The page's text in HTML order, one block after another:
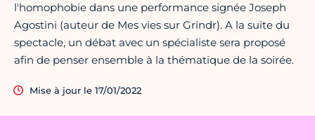
l'homophobie dans une performance signée Joseph
Agostini (auteur de Mes vies sur Grindr). A la suite du
spectacle, un débat avec un spécialiste sera proposé
afin de penser ensemble à la thématique de la soirée.
Mise à jour le 17/01/2022